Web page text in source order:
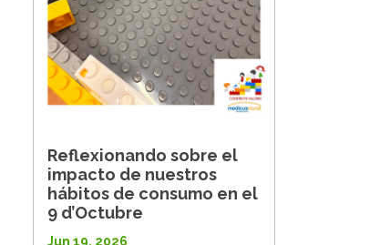
Reflexionando sobre el
impacto de nuestros
hábitos de consumo en el
9 d’Octubre
Jun 19, 2026